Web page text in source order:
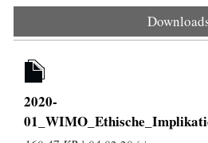
2020-